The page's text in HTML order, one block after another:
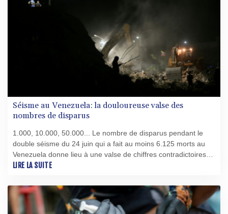
Séisme au Venezuela: la douloureuse valse des
nombres de disparus
1.000, 10.000, 50.000... Le nombre de disparus pendant le
double séisme du 24 juin qui a fait au moins 6.125 morts au
Venezuela donne lieu à une valse de chiffres contradictoires
alors que les autorités, loin de clarifier la situation, ne donnent
LIRE LA SUITE